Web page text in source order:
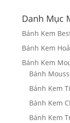
Danh Mục
Bánh Kem
Bánh Kem
Bánh Kem
Bánh
Bánh Kem
Bánh Kem
Bánh Kem